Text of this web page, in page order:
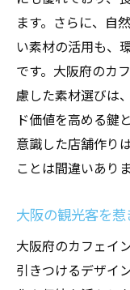
ます。さらに、自
い素材の活用も、
です。大阪府のカ
慮した素材選びは
ド価値を高める鍵
意識した店舗作り
ことは間違いあり
大阪の観光客を
大阪府のカフェイ
引きつけるデザイ